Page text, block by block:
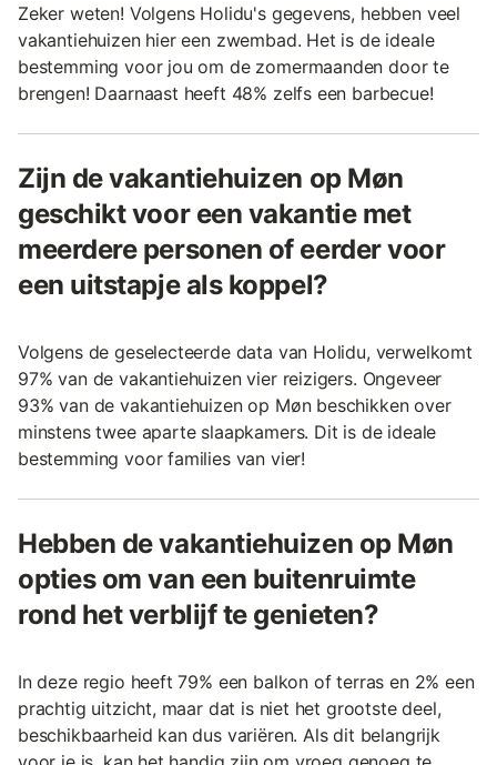
Zeker weten! Volgens Holidu's gegevens, hebben veel
vakantiehuizen hier een zwembad. Het is de ideale
bestemming voor jou om de zomermaanden door te
brengen! Daarnaast heeft 48% zelfs een barbecue!
Zijn de vakantiehuizen op Møn
geschikt voor een vakantie met
meerdere personen of eerder voor
een uitstapje als koppel?
Volgens de geselecteerde data van Holidu, verwelkomt
97% van de vakantiehuizen vier reizigers. Ongeveer
93% van de vakantiehuizen op Møn beschikken over
minstens twee aparte slaapkamers. Dit is de ideale
bestemming voor families van vier!
Hebben de vakantiehuizen op Møn
opties om van een buitenruimte
rond het verblijf te genieten?
In deze regio heeft 79% een balkon of terras en 2% een
prachtig uitzicht, maar dat is niet het grootste deel,
beschikbaarheid kan dus variëren. Als dit belangrijk